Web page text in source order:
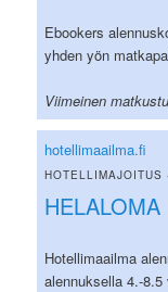
Ebookers
yhden yön
Viimeinen
hotellimaailma.fi
HOTELLIMAJOITUS
HELALOMA
Hotellimaailma
alennuksella 4.-